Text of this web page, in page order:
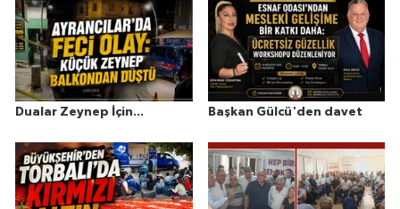
Dualar Zeynep İçin... Başkan Gülcü'den davet